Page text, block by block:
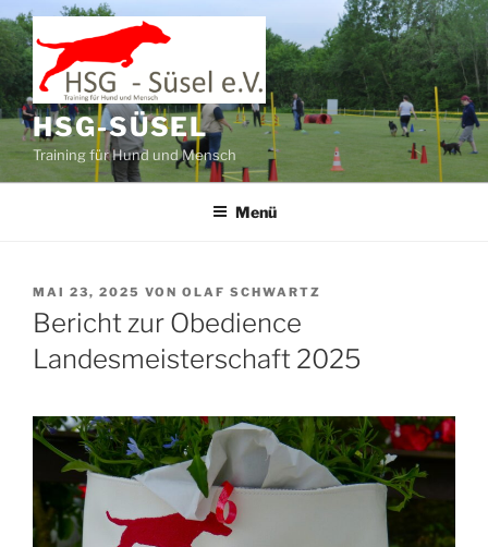
Zum
Inhalt
springen
HSG-SÜSEL
Training für Hund und Mensch
Menü
VERÖFFENTLICHT
AM
MAI 23, 2025 VON OLAF SCHWARTZ
Bericht zur Obedience
Landesmeisterschaft 2025